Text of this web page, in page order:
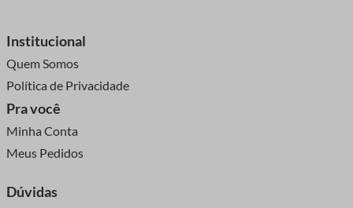
Institucional
Quem Somos
Política de Privacidade
Pra você
Minha Conta
Meus Pedidos
Dúvidas